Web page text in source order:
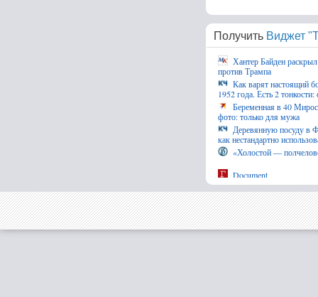
Получить Виджет
Хантер Байден
против Трампа
Как варят настоящий
1952 года. Есть 2
Беременная в 40
фото: только для мужа
Деревянную посуду в
как нестандартно
«Холостой —
Document
В Генштабе
ВСУ